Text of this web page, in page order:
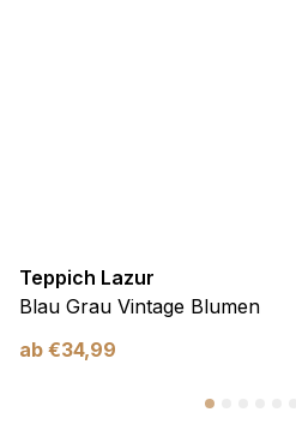
Teppich Lazur
Blau Grau Vintage Blumen
ab €34,99